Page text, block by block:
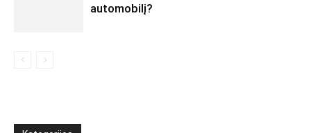
automobilį?